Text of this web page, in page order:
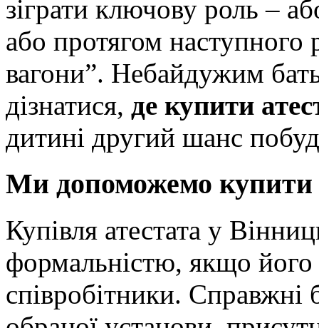
зіграти ключову роль –
або протягом наступного
вагони”. Небайдужим
дізнатися, де купити
дитині другий шанс
Ми допоможемо купити
Купівля атестата у
формальністю, якщо
співробітники. Справжні